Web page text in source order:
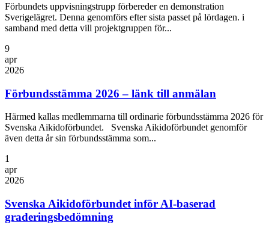
Förbundets uppvisningstrupp förbereder en demonstration
Sverigelägret. Denna genomförs efter sista passet på lördagen. i
samband med detta vill projektgruppen för...
9
apr
2026
Förbundsstämma 2026 – länk till anmälan
Härmed kallas medlemmarna till ordinarie förbundsstämma 2026 för
Svenska Aikidoförbundet. Svenska Aikidoförbundet genomför
även detta år sin förbundsstämma som...
1
apr
2026
Svenska Aikidoförbundet inför AI-baserad
graderingsbedömning